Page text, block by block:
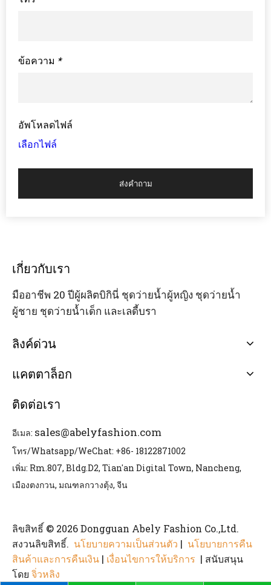
*
ข้อความ
อัพโหลดไฟล์
เลือกไฟล์
ส่งคำถาม
เกี่ยวกับเรา
มืออาชีพ 20 ปีผู้ผลิตบิกินี่ ชุดว่ายน้ำผู้หญิง ชุดว่ายน้ำ
ผู้ชาย ชุดว่ายน้ำเด็ก และเลดี้บรา
ลิงค์ด่วน
แคตตาล็อก
ติดต่อเรา
อีเมล: sales@abelyfashion.com
โทร/Whatsapp/WeChat: +86- 18122871002
เพิ่ม: Rm.807, Bldg.D2, Tian'an Digital Town, Nancheng,
เมืองตงกวน, มณฑลกวางตุ้ง, จีน
ลิขสิทธิ์ © 2026 Dongguan Abely Fashion Co.,Ltd.
สงวนลิขสิทธิ์. นโยบายความเป็นส่วนตัว | นโยบายการคืน
สินค้าและการคืนเงิน | เงื่อนไขการให้บริการ | สนับสนุน
โดย จิ่วหลิง